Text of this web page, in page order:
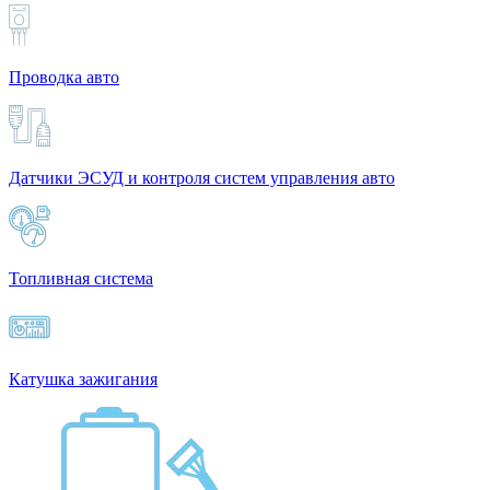
Проводка авто
Датчики ЭСУД и контроля систем управления авто
Топливная система
Катушка зажигания